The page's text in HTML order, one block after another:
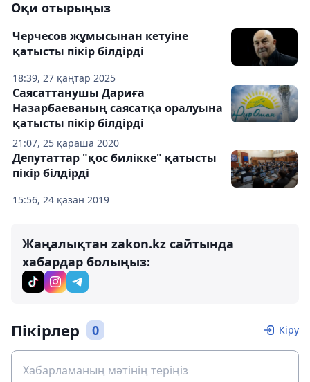
Оқи отырыңыз
18:39, 27 қаңтар 2025
Черчесов жұмысынан кетуіне
қатысты пікір білдірді
21:07, 25 қараша 2020
Саясаттанушы Дариға
Назарбаеваның саясатқа оралуына
қатысты пікір білдірді
15:56, 24 қазан 2019
Депутаттар "қос билікке" қатысты
пікір білдірді
Жаңалықтан zakon.kz сайтында
хабардар болыңыз:
Пікірлер 0 Кіру